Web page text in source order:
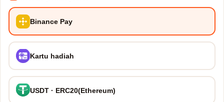
Binance Pay
Kartu hadiah
USDT · ERC20(Ethereum)